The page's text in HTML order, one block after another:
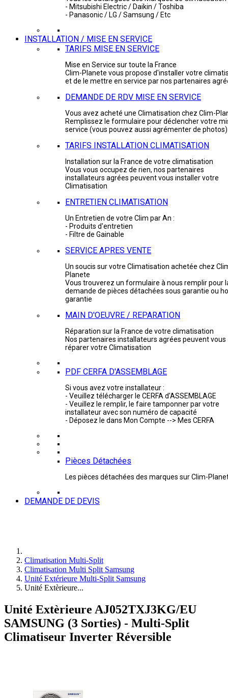
- Mitsubishi Electric / Daikin / Toshiba
- Panasonic / LG / Samsung / Etc
INSTALLATION / MISE EN SERVICE
TARIFS MISE EN SERVICE
Mise en Service sur toute la France
Clim-Planete vous propose d'installer votre
et de le mettre en service par nos partenaires
DEMANDE DE RDV MISE EN SERVICE
Vous avez acheté une Climatisation chez Clim-
Remplissez le formulaire pour déclencher votre
service (vous pouvez aussi agrémenter de photos)
TARIFS INSTALLATION CLIMATISATION
Installation sur la France de votre climatisation
Vous vous occupez de rien, nos partenaires
installateurs agrées peuvent vous installer votre
Climatisation
ENTRETIEN CLIMATISATION
Un Entretien de votre Clim par An :
- Produits d'entretien
- Filtre de Gainable
SERVICE APRES VENTE
Un soucis sur votre Climatisation achetée chez
Planete
Vous trouverez un formulaire à nous remplir pour
demande de pièces détachées sous garantie ou
garantie
MAIN D'OEUVRE / REPARATION
Réparation sur la France de votre climatisation
Nos partenaires installateurs agrées peuvent vous
réparer votre Climatisation
PDF CERFA D'ASSEMBLAGE
Si vous avez votre installateur :
- Veuillez télécharger le CERFA d'ASSEMBLAGE
- Veuillez le remplir, le faire tamponner par votre
installateur avec son numéro de capacité
- Déposez le dans Mon Compte --> Mes CERFA
Pièces Détachées
Les pièces détachées des marques sur Clim-
DEMANDE DE DEVIS
Climatisation Multi-Split
Climatisation Multi Split Samsung
Unité Extérieure Multi-Split Samsung
Unité Extèrieure...
Unité Extèrieure AJ052TXJ3KG/EU
SAMSUNG (3 Sorties) - Multi-Split
Climatiseur Inverter Réversible